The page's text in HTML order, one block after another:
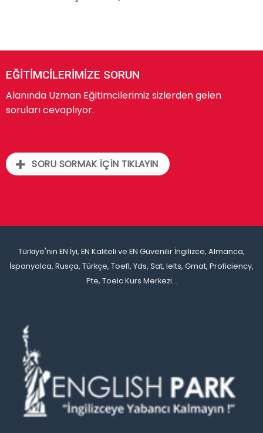
EĞİTİMCİLERİMİZE SORUN
Alanında Uzman Eğitimcilerimiz sizlerden gelen
soruları cevaplıyor.
SORU SORMAK İÇİN TIKLAYIN
Türkiye'nin EN İyi, EN Kaliteli ve EN Güvenilir İngilizce, Almanca,
İspanyolca, Rusça, Türkçe, Toefl, Yds, Sat, Ielts, Gmat, Proficiency,
Pte, Toeic Kurs Merkezi...